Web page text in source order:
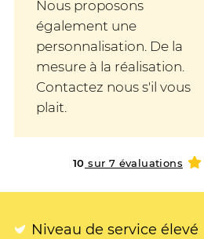
Nous proposons
également une
personnalisation. De la
mesure à la réalisation.
Contactez nous s'il vous
plait.
10 sur 7 évaluations
Niveau de service élevé